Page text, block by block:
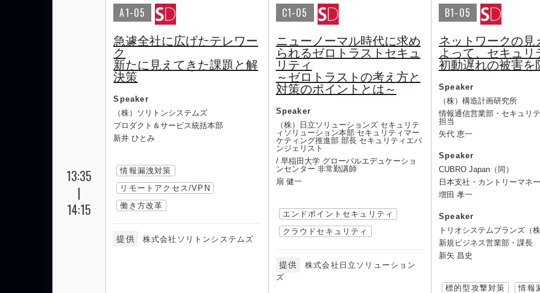
13:35
|
14:15
A1-05
急遽全社に広げたテレワー
ク
新たに見えてきた課題と解
決策
Speaker
（株）ソリトンシステムズ
プロダクト＆サービス統括本部
新井 ひとみ
情報漏洩対策
リモートアクセス/VPN
働き方改革
提供 株式会社ソリトンシステムズ
C1-05
ニューノーマル時代に求め
られるゼロトラストセキュ
リティ
～ゼロトラストの考え方と
対策のポイントとは～
Speaker
（株）日立ソリューションズ セキュリテ
ィソリューション本部 セキュリティマー
ケティング推進部 部長 セキュリティエバ
ンジェリスト
/ 早稲田大学 グローバルエデュケーショ
ンセンター 非常勤講師
扇 健一
エンドポイントセキュリティ
クラウドセキュリティ
提供
株式会社日立ソリューション
ズ
B1-05
ネットワークの見
よって、セキュリ
初動遅れの被害を
Speaker
（株）構造計画研究所
情報通信営業部・セキュリ
担当
矢代 恵一
Speaker
CUBRO Japan（同）
日本支社・カントリーマネ
増田 孝一
Speaker
トリオシステムプランズ（
新規ビジネス営業部・課長
新矢 昌史
標的型攻撃対策
情報